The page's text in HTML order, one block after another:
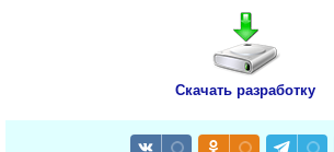
Скачать разработку